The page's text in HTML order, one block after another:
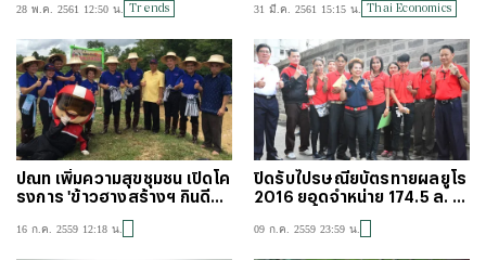
28 พ.ค. 2561 12:50 น. Trends 31 มี.ค. 2561 15:15 น. Thai Economics
ปณท เพิ่มความสุขชุมชน เปิดโค
รงการ 'ข้าวฮางสร้างฯ กินดีอยู่
16 ก.ค. 2559 12:18 น.
ปิดรับไปรษณียบัตรทายผลยูโร
2016 ยอดจำหน่าย 174.5 ล. ทุ
09 ก.ค. 2559 23:59 น.